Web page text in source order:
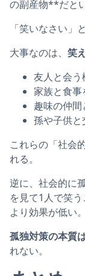
の副産物**だと
「笑いなさい」
大事なのは、 笑
友人と会う
家族と食事
趣味の仲間
孫や子供と
これらの「社会
れる。
逆に、社会的に
を見て1人で笑
より効果が低い。
孤独対策の本質
れない。